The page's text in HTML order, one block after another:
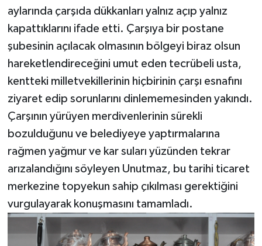
aylarında çarşıda dükkanları yalnız açıp yalnız
kapattıklarını ifade etti. Çarşıya bir postane
şubesinin açılacak olmasının bölgeyi biraz olsun
hareketlendireceğini umut eden tecrübeli usta,
kentteki milletvekillerinin hiçbirinin çarşı esnafını
ziyaret edip sorunlarını dinlememesinden yakındı.
Çarşının yürüyen merdivenlerinin sürekli
bozulduğunu ve belediyeye yaptırmalarına
rağmen yağmur ve kar suları yüzünden tekrar
arızalandığını söyleyen Unutmaz, bu tarihi ticaret
merkezine topyekun sahip çıkılması gerektiğini
vurgulayarak konuşmasını tamamladı.